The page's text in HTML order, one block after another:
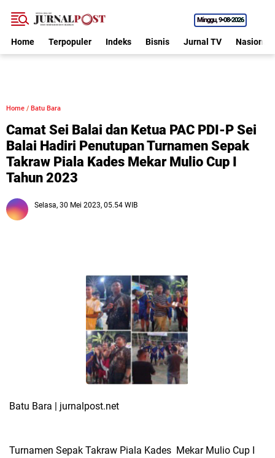
Minggu 9•08•2026
Home Terpopuler Indeks Bisnis Jurnal TV Nasional
Home / Batu Bara
Camat Sei Balai dan Ketua PAC PDI-P Sei
Balai Hadiri Penutupan Turnamen Sepak
Takraw Piala Kades Mekar Mulio Cup I
Tahun 2023
Selasa, 30 Mei 2023, 05.54 WIB
Batu Bara | jurnalpost.net
Turnamen Sepak Takraw Piala Kades Mekar Mulio Cup I